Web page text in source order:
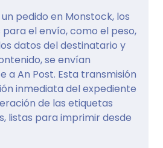
pedido en Monstock, los
el envío, como el peso,
datos del destinatario y
se envían
An Post. Esta transmisión
inmediata del expediente
de las etiquetas
listas para imprimir desde